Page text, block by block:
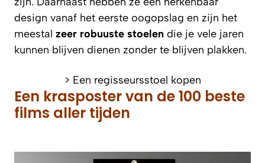
design vanaf het eerste oogopslag en zijn het
meestal zeer robuuste stoelen die je vele jaren
kunnen blijven dienen zonder te blijven plakken.
> Een regisseursstoel kopen
Een krasposter van de 100 beste
films aller tijden